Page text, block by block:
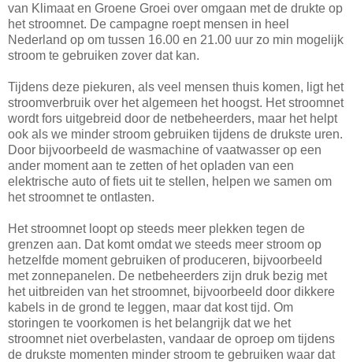
van Klimaat en Groene Groei over omgaan met de drukte op
het stroomnet. De campagne roept mensen in heel
Nederland op om tussen 16.00 en 21.00 uur zo min mogelijk
stroom te gebruiken zover dat kan.
Tijdens deze piekuren, als veel mensen thuis komen, ligt het
stroomverbruik over het algemeen het hoogst. Het stroomnet
wordt fors uitgebreid door de netbeheerders, maar het helpt
ook als we minder stroom gebruiken tijdens de drukste uren.
Door bijvoorbeeld de wasmachine of vaatwasser op een
ander moment aan te zetten of het opladen van een
elektrische auto of fiets uit te stellen, helpen we samen om
het stroomnet te ontlasten.
Het stroomnet loopt op steeds meer plekken tegen de
grenzen aan. Dat komt omdat we steeds meer stroom op
hetzelfde moment gebruiken of produceren, bijvoorbeeld
met zonnepanelen. De netbeheerders zijn druk bezig met
het uitbreiden van het stroomnet, bijvoorbeeld door dikkere
kabels in de grond te leggen, maar dat kost tijd. Om
storingen te voorkomen is het belangrijk dat we het
stroomnet niet overbelasten, vandaar de oproep om tijdens
de drukste momenten minder stroom te gebruiken waar dat